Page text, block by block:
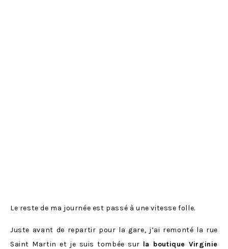
Le reste de ma journée est passé à une vitesse folle.
Juste avant de repartir pour la gare, j’ai remonté la rue
Saint Martin et je suis tombée sur la boutique Virginie